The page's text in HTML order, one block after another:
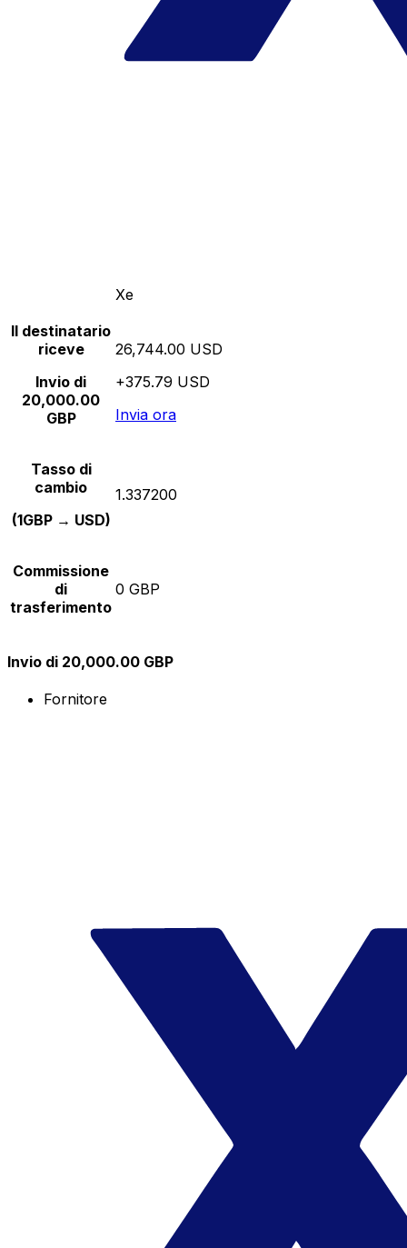
Xe
Il destinatario
riceve
Invio di
20,000.00
GBP
26,744.00 USD
+375.79 USD
Invia ora
Tasso di
cambio
(1GBP → USD)
1.337200
Commissione
di
trasferimento
0 GBP
Invio di 20,000.00 GBP
Fornitore